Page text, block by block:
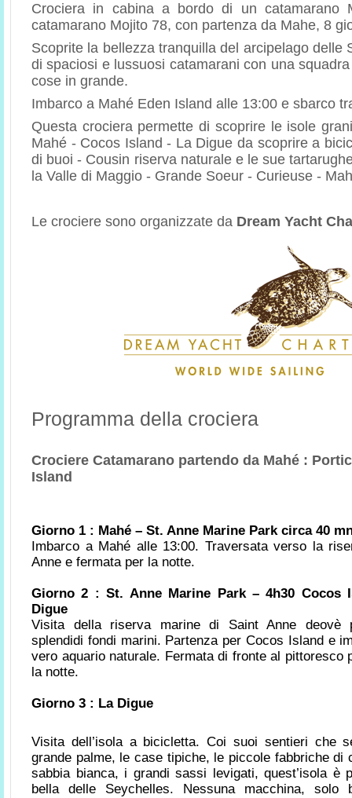
Crociera in cabina a bordo di un catamarano
catamarano Mojito 78, con partenza da Mahe, 8
Scoprite la bellezza tranquilla del arcipelago delle
di spaciosi e lussuosi catamarani con una
cose in grande.
Imbarco a Mahé Eden Island alle 13:00 e sbarco
Questa crociera permette di scoprire le isole
Mahé - Cocos Island - La Digue da scoprire a
di buoi - Cousin riserva naturale e le sue
la Valle di Maggio - Grande Soeur - Curieuse -
Le crociere sono organizzate da Dream Yacht
Programma della crociera
Crociere Catamarano partendo da Mahé :
Island
Giorno 1 : Mahé – St. Anne Marine Park circa 40
Imbarco a Mahé alle 13:00. Traversata verso la
Anne e fermata per la notte.
Giorno 2 : St. Anne Marine Park – 4h30 Cocos
Digue
Visita della riserva marine di Saint Anne deovè
splendidi fondi marini. Partenza per Cocos Island e
vero aquario naturale. Fermata di fronte al pittoresco
la notte.
Giorno 3 : La Digue
Visita dell’isola a bicicletta. Coi suoi sentieri che
grande palme, le case tipiche, le piccole fabbriche di
sabbia bianca, i grandi sassi levigati, quest’isola è
bella delle Seychelles. Nessuna macchina, solo